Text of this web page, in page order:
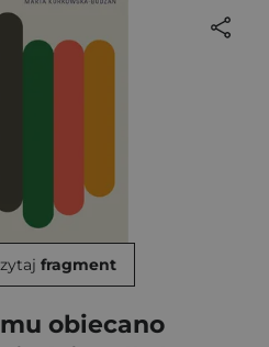
obiecano
fragment